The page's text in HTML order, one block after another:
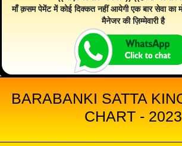
माँ क़सम पेमेंट में कोई दिक्कत नहीं आयेगी एक बार सेवा का
मैनेजर की ज़िम्मेवारी है
BARABANKI SATTA
CHART - 2023